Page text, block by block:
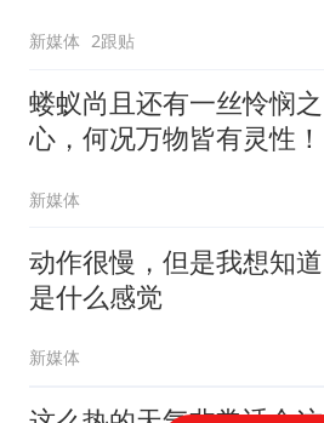
新媒体 2跟贴
蝼蚁尚且还有一丝怜悯之
心，何况万物皆有灵性！
新媒体
动作很慢，但是我想知道
是什么感觉
新媒体